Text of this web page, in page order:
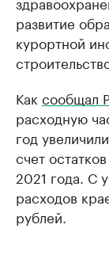
развитие
курортной
Как сообщал
расходную
год
счет
2021 года. С
расходов
рублей.